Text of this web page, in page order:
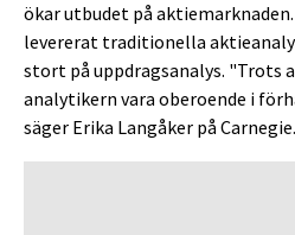
ökar utbudet på
levererat traditionella
stort på uppdragsanalys. "Trots
analytikern vara oberoende i
säger Erika Langåker på Carnegie.